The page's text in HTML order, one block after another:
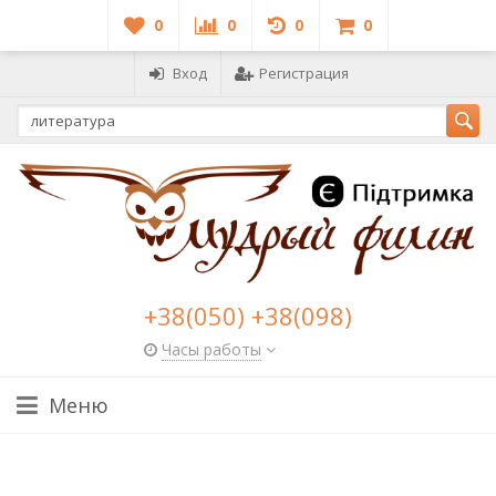
0 0 0 0
Вход Регистрация
+38(050) +38(098)
Часы работы
Меню